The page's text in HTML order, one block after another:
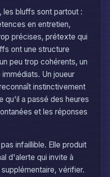
les bluffs sont partout :
en entretien,
précises, prétexte qui
ont une structure
peu trop cohérents, un
Un joueur
instinctivement
qu'il a passé des heures
et les réponses
infaillible. Elle produit
d'alerte qui invite à
vérifier.